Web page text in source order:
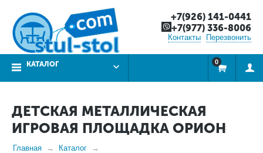
+7(926) 141-0441
+7(977) 336-8006
Контакты Перезвонить
КАТАЛОГ 0
ДЕТСКАЯ МЕТАЛЛИЧЕСКАЯ
ИГРОВАЯ ПЛОЩАДКА ОРИОН
Главная
Каталог